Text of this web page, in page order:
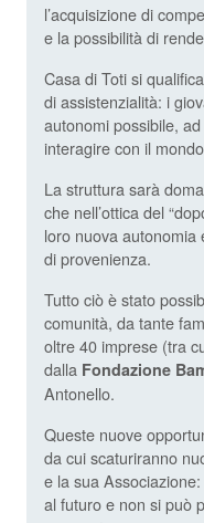
l’acquisizione di
e la possibilità di
Casa di Toti si
di assistenzialità: i
autonomi possibile,
interagire con il
La struttura sarà
che nell’ottica del
loro nuova autonomia
di provenienza.
Tutto ciò è stato
comunità, da tante
oltre 40 imprese (tra
dalla Fondazione
Antonello.
Queste nuove
da cui scaturiranno
e la sua
al futuro e non si può